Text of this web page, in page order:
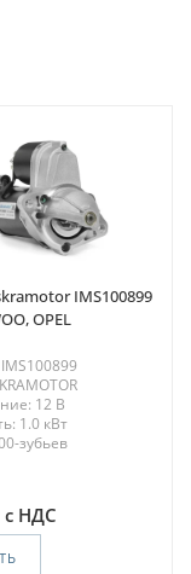
IMS100899
OPEL
12 В
1.0 кВт
зубьев
с НДС